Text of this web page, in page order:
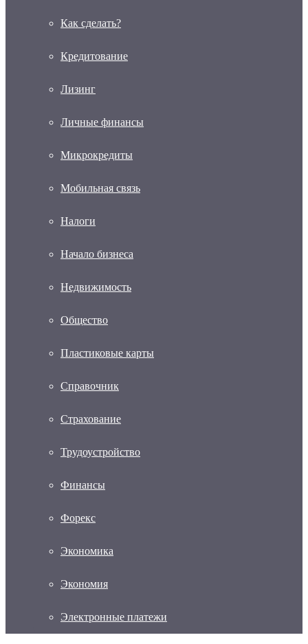
Как сделать?
Кредитование
Лизинг
Личные финансы
Микрокредиты
Мобильная связь
Налоги
Начало бизнеса
Недвижимость
Общество
Пластиковые карты
Справочник
Страхование
Трудоустройство
Финансы
Форекс
Экономика
Экономия
Электронные платежи